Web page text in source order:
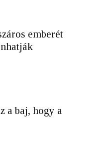
emberét
a baj, hogy a